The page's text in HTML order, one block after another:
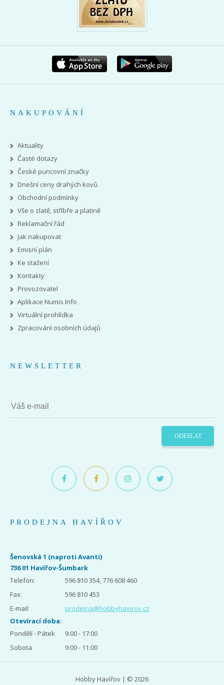
NAKUPOVÁNÍ
Aktuality
Časté dotazy
České puncovní značky
Dnešní ceny drahých kovů
Obchodní podmínky
Vše o zlatě, stříbře a platině
Reklamační řád
Jak nakupovat
Emisní plán
Ke stažení
Kontakty
Provozovatel
Aplikace Numis Info
Virtuální prohlídka
Zpracování osobních údajů
NEWSLETTER
ODESLAT
PRODEJNA HAVÍŘOV
Šenovská 1 (naproti Avanti)
736 01 Havířov-Šumbark
Telefon:
596 810 354, 776 608 460
Fax:
596 810 453
E-mail:
prodejna@hobbyhavirov.cz
Otevírací doba:
Pondělí - Pátek
9:00 - 17:00
Sobota
9:00 - 11:00
Hobby Havířov | © 2026